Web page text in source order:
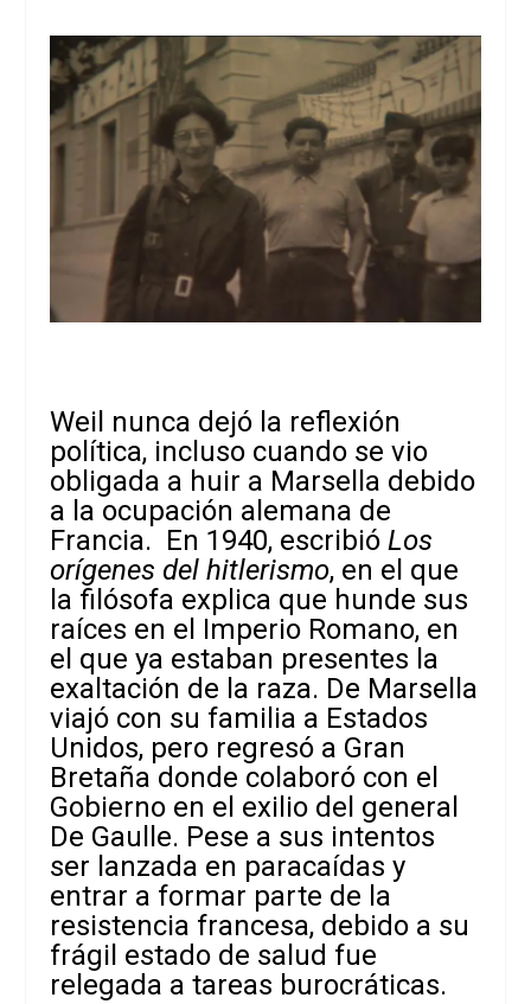
Weil nunca dejó la reflexión
política, incluso cuando se vio
obligada a huir a Marsella debido
a la ocupación alemana de
Francia. En 1940, escribióLos
orígenes del hitlerismo, en el que
la filósofa explica que hunde sus
raíces en el Imperio Romano, en
el que ya estaban presentes la
exaltación de la raza. De Marsella
viajó con su familia a Estados
Unidos, pero regresó a Gran
Bretaña donde colaboró con el
Gobierno en el exilio del general
De Gaulle. Pese a sus intentos
ser lanzada en paracaídas y
entrar a formar parte de la
resistencia francesa, debido a su
frágil estado de salud fue
relegada a tareas burocráticas.